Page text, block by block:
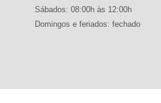
cadence
(0)
Sábados: 08:00h às 12:00h
Domingos e feriados: fechado